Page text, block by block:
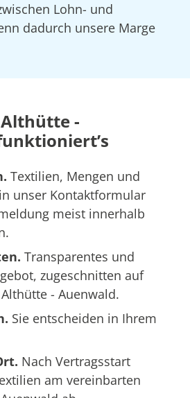
Lohn- und
dadurch unsere Marge
-
Textilien, Mengen und
unser Kontaktformular
meist innerhalb
Transparentes und
zugeschnitten auf
- Auenwald.
Sie entscheiden in Ihrem
Nach Vertragsstart
am vereinbarten